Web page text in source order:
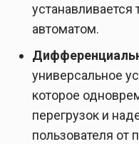
автоматом.
универсальное
которое
перегрузок и
пользователя от